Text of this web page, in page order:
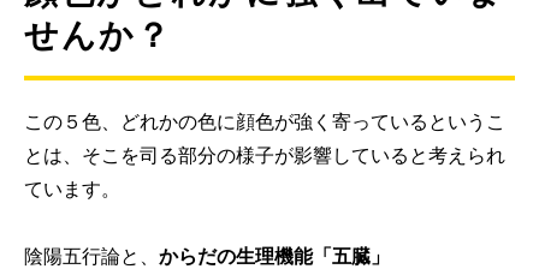
せんか？
この５色、どれかの色に顔色が強く寄っているというこ
とは、そこを司る部分の様子が影響していると考えられ
ています。
陰陽五行論と、 からだの生理機能「五臓」